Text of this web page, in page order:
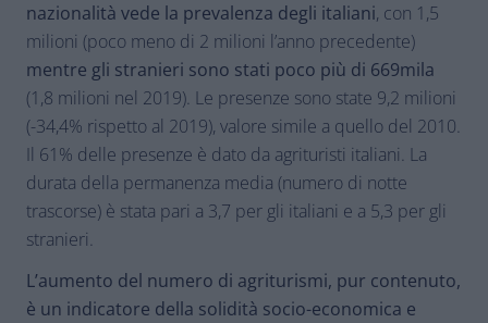
nazionalità vede la prevalenza degli italiani, con 1,5
milioni (poco meno di 2 milioni l’anno precedente)
mentre gli stranieri sono stati poco più di 669mila
(1,8 milioni nel 2019). Le presenze sono state 9,2 milioni
(-34,4% rispetto al 2019), valore simile a quello del 2010.
Il 61% delle presenze è dato da agrituristi italiani. La
durata della permanenza media (numero di notte
trascorse) è stata pari a 3,7 per gli italiani e a 5,3 per gli
stranieri.
L’aumento del numero di agriturismi, pur contenuto,
è un indicatore della solidità socio-economica e